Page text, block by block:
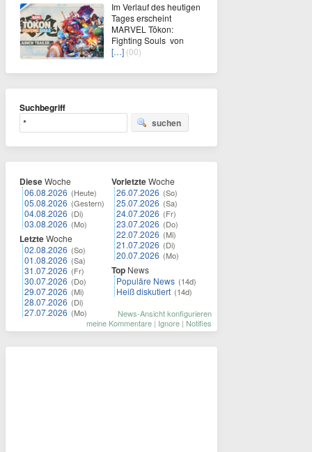
Im Verlauf des heutigen
Tages erscheint
MARVEL Tōkon:
Fighting Souls von
[…] (00)
Suchbegriff
suchen
DieseWoche
06.08.2026 (Heute)
05.08.2026 (Gestern)
04.08.2026 (Di)
03.08.2026 (Mo)
LetzteWoche
02.08.2026 (So)
01.08.2026 (Sa)
31.07.2026 (Fr)
30.07.2026 (Do)
29.07.2026 (Mi)
28.07.2026 (Di)
27.07.2026 (Mo)
VorletzteWoche
26.07.2026 (So)
25.07.2026 (Sa)
24.07.2026 (Fr)
23.07.2026 (Do)
22.07.2026 (Mi)
21.07.2026 (Di)
20.07.2026 (Mo)
Top News
Populäre News (14d)
Heiß diskutiert (14d)
News-Ansicht konfigurieren
meine Kommentare | Ignore | Notifies